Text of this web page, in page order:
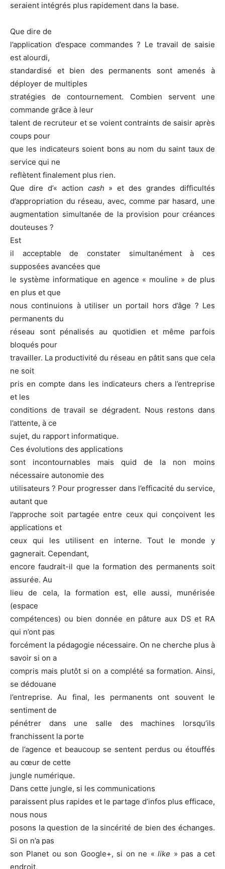
seraient intégrés plus rapidement dans la base.
Que dire de
l’application d’espace commandes ? Le travail de saisie
est alourdi,
standardisé et bien des permanents sont amenés à
déployer de multiples
stratégies de contournement. Combien servent une
commande grâce à leur
talent de recruteur et se voient contraints de saisir après
coups pour
que les indicateurs soient bons au nom du saint taux de
service qui ne
reflètent finalement plus rien.
Que dire d’« action cash » et des grandes difficultés
d’appropriation du réseau, avec, comme par hasard, une
augmentation simultanée de la provision pour créances
douteuses ?
Est
il acceptable de constater simultanément à ces
supposées avancées que
le système informatique en agence « mouline » de plus
en plus et que
nous continuions à utiliser un portail hors d’âge ? Les
permanents du
réseau sont pénalisés au quotidien et même parfois
bloqués pour
travailler. La productivité du réseau en pâtit sans que cela
ne soit
pris en compte dans les indicateurs chers a l’entreprise
et les
conditions de travail se dégradent. Nous restons dans
l’attente, à ce
sujet, du rapport informatique.
Ces évolutions des applications
sont incontournables mais quid de la non moins
nécessaire autonomie des
utilisateurs ? Pour progresser dans l’efficacité du service,
autant que
l’approche soit partagée entre ceux qui conçoivent les
applications et
ceux qui les utilisent en interne. Tout le monde y
gagnerait. Cependant,
encore faudrait-il que la formation des permanents soit
assurée. Au
lieu de cela, la formation est, elle aussi, munérisée
(espace
compétences) ou bien donnée en pâture aux DS et RA
qui n’ont pas
forcément la pédagogie nécessaire. On ne cherche plus à
savoir si on a
compris mais plutôt si on a complété sa formation. Ainsi,
se dédouane
l’entreprise. Au final, les permanents ont souvent le
sentiment de
pénétrer dans une salle des machines lorsqu’ils
franchissent la porte
de l’agence et beaucoup se sentent perdus ou étouffés
au cœur de cette
jungle numérique.
Dans cette jungle, si les communications
paraissent plus rapides et le partage d’infos plus efficace,
nous nous
posons la question de la sincérité de bien des échanges.
Si on n’a pas
son Planet ou son Google+, si on ne «like » pas a cet
endroit,